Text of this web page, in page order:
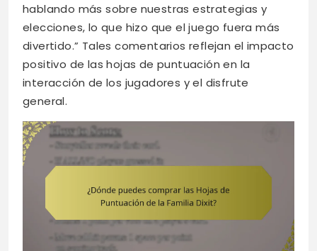
hablando más sobre nuestras estrategias y
elecciones, lo que hizo que el juego fuera más
divertido.” Tales comentarios reflejan el impacto
positivo de las hojas de puntuación en la
interacción de los jugadores y el disfrute
general.